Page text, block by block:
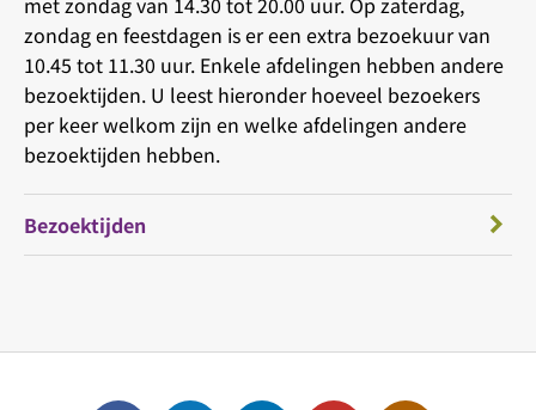
zondag en feestdagen is er een extra bezoekuur van
10.45 tot 11.30 uur. Enkele afdelingen hebben andere
bezoektijden. U leest hieronder hoeveel bezoekers
per keer welkom zijn en welke afdelingen andere
bezoektijden hebben.
Bezoektijden